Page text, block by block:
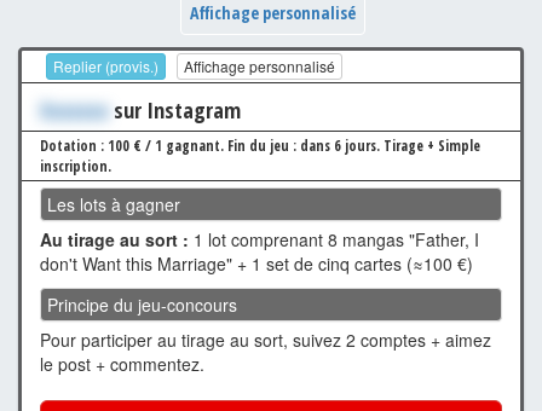
Affichage personnalisé
Replier (provis.) Affichage personnalisé
Xxxxxxx sur Instagram
Dotation : 100 € / 1 gagnant. Fin du jeu : dans 6 jours. Tirage + Simple
inscription.
Les lots à gagner
Au tirage au sort : 1 lot comprenant 8 mangas "Father, I
don't Want this Marriage" + 1 set de cinq cartes (≈100 €)
Principe du jeu-concours
Pour participer au tirage au sort, suivez 2 comptes + aimez
le post + commentez.